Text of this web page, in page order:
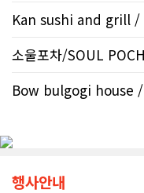
Kan sushi and grill /
소울포차/SOUL
행사안내